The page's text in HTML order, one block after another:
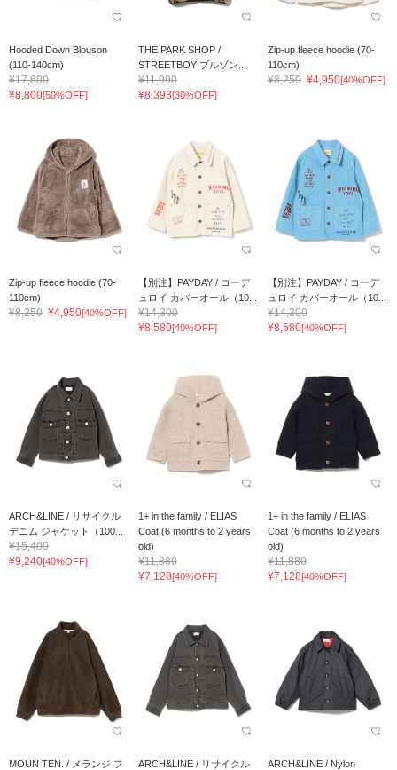
Hooded Down Blouson
(110-140cm)
¥17,600
¥8,800[50%OFF]
THE PARK SHOP /
STREETBOY ブルゾン...
¥11,990
¥8,393[30%OFF]
Zip-up fleece hoodie (70-
110cm)
¥8,250 ¥4,950[40%OFF]
Zip-up fleece hoodie (70-
110cm)
¥8,250 ¥4,950[40%OFF]
【別注】PAYDAY / コーデ
ュロイ カバーオール（10...
¥14,300
¥8,580[40%OFF]
【別注】PAYDAY / コーデ
ュロイ カバーオール（10...
¥14,300
¥8,580[40%OFF]
ARCH&LINE / リサイクル
デニム ジャケット（100...
¥15,400
¥9,240[40%OFF]
1+ in the family / ELIAS
Coat (6 months to 2 years
old)
¥11,880
¥7,128[40%OFF]
1+ in the family / ELIAS
Coat (6 months to 2 years
old)
¥11,880
¥7,128[40%OFF]
MOUN TEN. / メランジ フ
ARCH&LINE / リサイクル
ARCH&LINE / Nylon